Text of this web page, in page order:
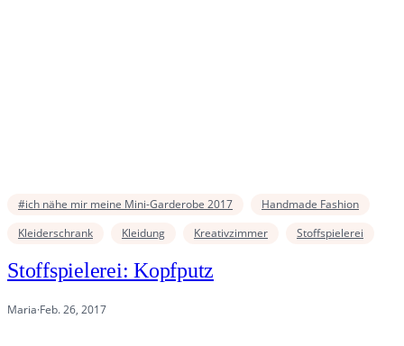
#ich nähe mir meine Mini-Garderobe 2017
Handmade Fashion
Kleiderschrank
Kleidung Kreativzimmer Stoffspielerei
Stoffspielerei: Kopfputz
Maria·Feb. 26, 2017